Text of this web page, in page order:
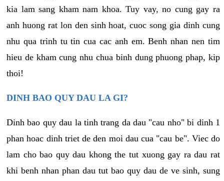
kia lam sang kham nam khoa. Tuy vay, no cung gay ra
anh huong rat lon den sinh hoat, cuoc song gia dinh cung
nhu qua trinh tu tin cua cac anh em. Benh nhan nen tim
hieu de kham cung nhu chua binh dung phuong phap, kip
thoi!
DINH BAO QUY DAU LA GI?
Dinh bao quy dau la tinh trang da dau "cau nho" bi dinh 1
phan hoac dinh triet de den moi dau cua "cau be". Viec do
lam cho bao quy dau khong the tut xuong gay ra dau rat
khi benh nhan phan dau tut bao quy dau de ve sinh, sung